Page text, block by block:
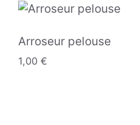
Arroseur pelouse
1,00 €